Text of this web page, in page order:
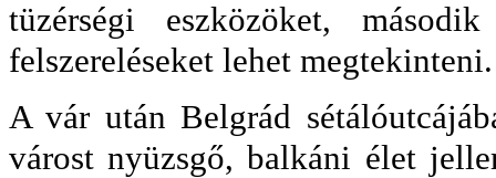
tüzérségi eszközöket,
felszereléseket lehet megtekinteni.
A vár után Belgrád
várost nyüzsgő, balkáni élet